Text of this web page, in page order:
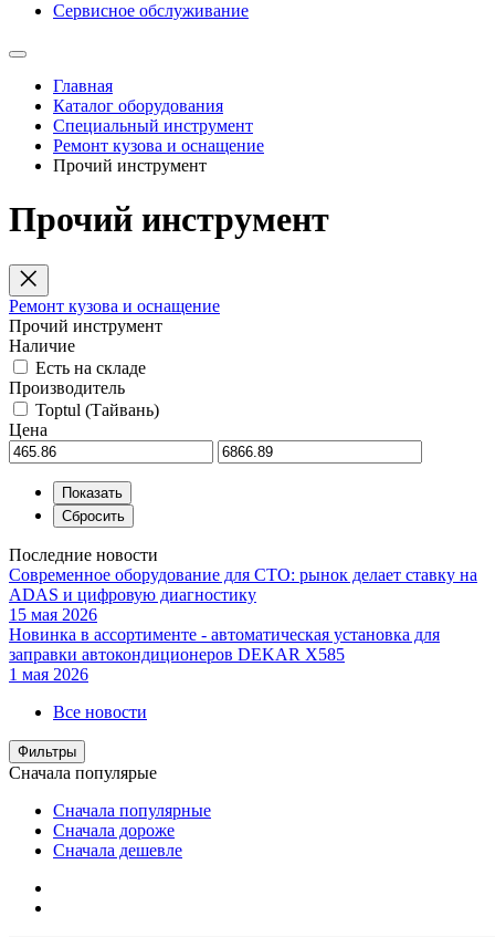
Сервисное обслуживание
Главная
Каталог оборудования
Специальный инструмент
Ремонт кузова и оснащение
Прочий инструмент
Прочий инструмент
Ремонт кузова и оснащение
Прочий инструмент
Наличие
Есть на складе
Производитель
Toptul (Тайвань)
Цена
Последние новости
Современное оборудование для СТО: рынок делает ставку на
ADAS и цифровую диагностику
15 мая 2026
Новинка в ассортименте - автоматическая установка для
заправки автокондиционеров DEKAR X585
1 мая 2026
Все новости
Фильтры
Сначала популярые
Сначала популярные
Сначала дороже
Сначала дешевле